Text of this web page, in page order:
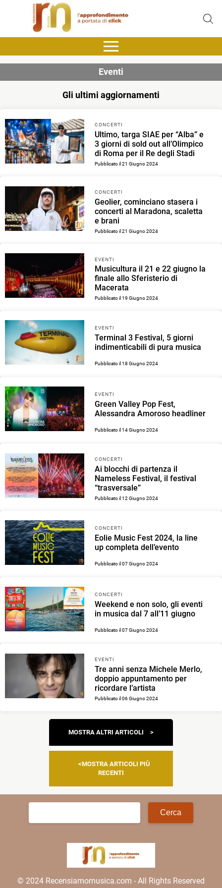
Eventi
Gli ultimi aggiornamenti
CONCERTI
Ultimo, targa SIAE per “Alba” e
3 giorni di sold out all’Olimpico
di Roma per il Re degli Stadi
Pubblicato il 21 Giugno 2024
CONCERTI
Geolier, cominciano stasera i
concerti al Maradona, scaletta
e brani
Pubblicato il 21 Giugno 2024
EVENTI
Musicultura il 21 e 22 giugno la
finale allo Sferisterio di
Macerata
Pubblicato il 19 Giugno 2024
EVENTI
Terminal 3 Festival, 5 giorni
indimenticabili di pura musica
Pubblicato il 18 Giugno 2024
EVENTI
Green Valley Pop Fest,
Alessandra Amoroso headliner
Pubblicato il 14 Giugno 2024
CONCERTI
Ai blocchi di partenza il
Nameless Festival, il festival
“trasversale”
Pubblicato il 12 Giugno 2024
CONCERTI
Eolie Music Fest 2024, la line
up completa dell’evento
Pubblicato il 07 Giugno 2024
CONCERTI
Weekend e non solo, gli eventi
in musica dal 7 all’11 giugno
Pubblicato il 07 Giugno 2024
EVENTI
Tre anni senza Michele Merlo,
doppio appuntamento per
ricordare l’artista
Pubblicato il 06 Giugno 2024
Navigazione
articoli
MOSTRA ALTRI ARTICOLI
MOSTRA ARTICOLI PIÙ
RECENTI
Ricerca
© 2024 Recensiamomusica.com - All Rights Reserved